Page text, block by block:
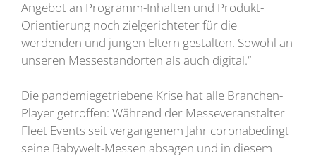
Angebot an Programm-Inhalten und Produkt-
Orientierung noch zielgerichteter für die
werdenden und jungen Eltern gestalten. Sowohl an
unseren Messestandorten als auch digital.“
Die pandemiegetriebene Krise hat alle Branchen-
Player getroffen: Während der Messeveranstalter
Fleet Events seit vergangenem Jahr coronabedingt
seine Babywelt-Messen absagen und in diesem